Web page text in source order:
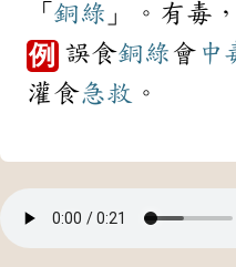
「 銅綠 」。有毒
例 誤食銅綠 會 中
灌食急救 。